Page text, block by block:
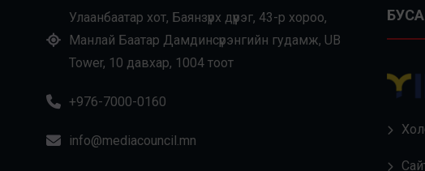
Улаанбаатар хот, Баянзүрх дүүрэг, 43-р хороо,
Манлай Баатар Дамдинсүрэнгийн гудамж, UB
Tower, 10 давхар, 1004 тоот
+976-7000-0160
info@mediacouncil.mn